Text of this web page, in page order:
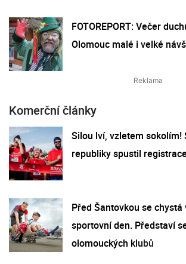
FOTOREPORT: Večer
Olomouc malé i velké
Komerční články
Silou lví, vzletem sokolím!
republiky spustil
Před Šantovkou se
sportovní den. Představí
olomouckých klubů